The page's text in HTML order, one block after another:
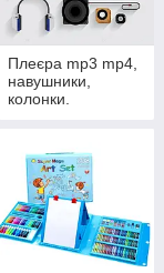
Плеєра mp3 mp4,
навушники,
колонки.